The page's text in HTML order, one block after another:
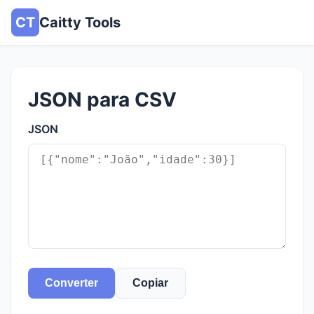
CT Caitty Tools
JSON para CSV
JSON
Converter Copiar